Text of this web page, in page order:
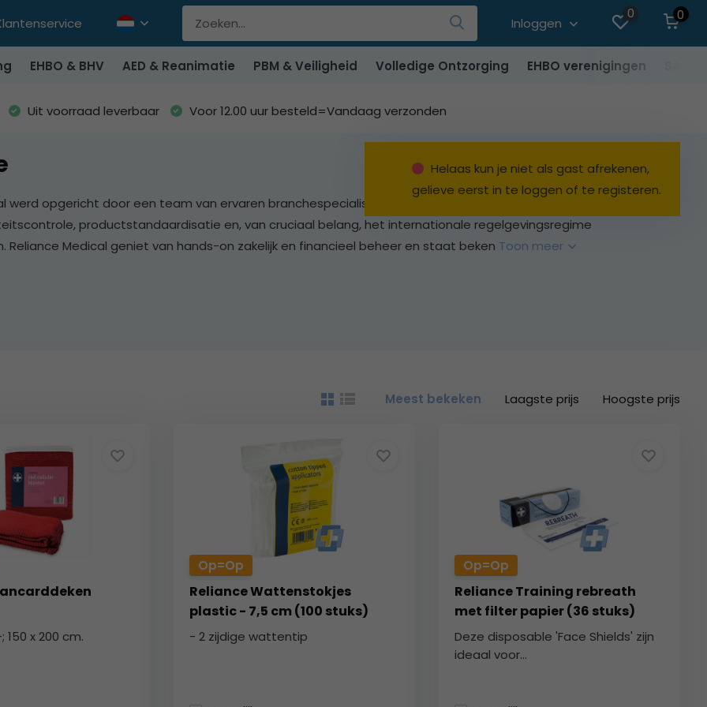
Inloggen
0
0
EHBO & BHV AED & Reanimatie PBM & Veiligheid Volledige Ontzorging EHBO verenigingen
Uit voorraad leverbaar Voor 12.00 uur besteld=Vandaag verzonden
Helaas kun je niet als gast afrekenen,
gelieve eerst in te loggen of te registeren.
werd opgericht door een team van ervaren branchespecialisten die hun expertise op het gebied van ontwerp,
productstandaardisatie en, van cruciaal belang, het internationale regelgevingsregime
Reliance Medical geniet van hands-on zakelijk en financieel beheer en staat beken Toon meer
Meest bekeken Laagste prijs Hoogste prijs
x 200 cm.
Op=Op
Reliance Wattenstokjes
plastic - 7,5 cm (100 stuks)
- 2 zijdige wattentip
Op=Op
Reliance Training rebreath
met filter papier (36 stuks)
Deze disposable 'Face Shields' zijn
ideaal voor...